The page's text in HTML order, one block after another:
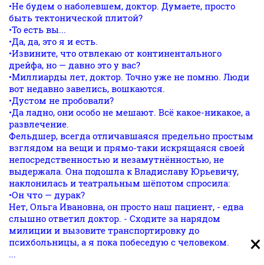
•Не будем о наболевшем, доктор. Думаете, просто
быть тектонической плитой?
•То есть вы...
•Да, да, это я и есть.
•Извините, что отвлекаю от континентального
дрейфа, но — давно это у вас?
•Миллиарды лет, доктор. Точно уже не помню. Люди
вот недавно завелись, вошкаются.
•Дустом не пробовали?
•Да ладно, они особо не мешают. Всё какое-никакое, а
развлечение.
Фельдшер, всегда отличавшаяся предельно простым
взглядом на вещи и прямо-таки искрящаяся своей
непосредственностью и незамутнённостью, не
выдержала. Она подошла к Владиславу Юрьевичу,
наклонилась и театральным шёпотом спросила:
•Он что — дурак?
Нет, Ольга Ивановна, он просто наш пациент, - едва
слышно ответил доктор. - Сходите за нарядом
милиции и вызовите транспортировку до
психбольницы, а я пока побеседую с человеком.
...